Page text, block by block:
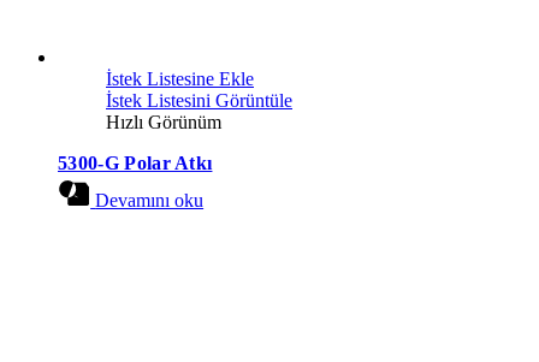
İstek Listesine Ekle
İstek Listesini Görüntüle
Hızlı Görünüm
5300-G Polar Atkı
Devamını oku